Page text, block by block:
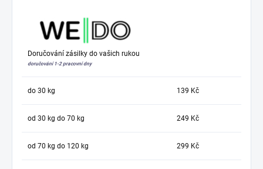
Doručování zásilky do vašich rukou
doručování 1-2 pracovní dny
do 30 kg 139 Kč
od 30 kg do 70 kg 249 Kč
od 70 kg do 120 kg 299 Kč